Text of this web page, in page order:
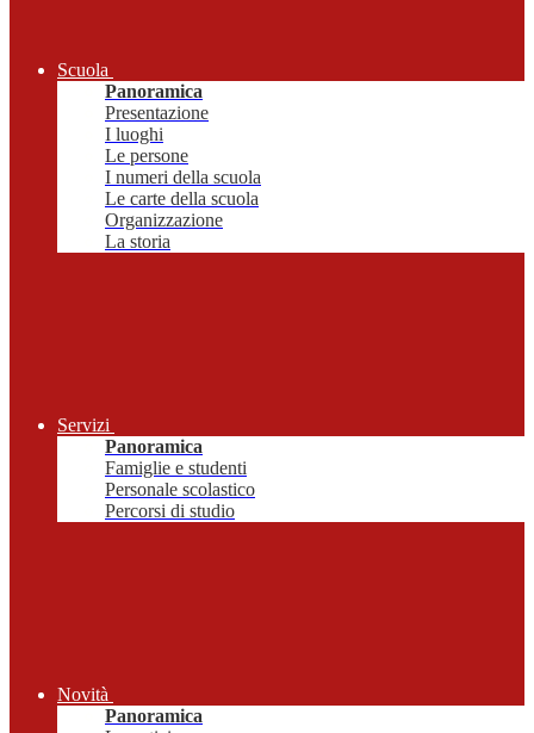
Scuola
Panoramica
Presentazione
I luoghi
Le persone
I numeri della scuola
Le carte della scuola
Organizzazione
La storia
Servizi
Panoramica
Famiglie e studenti
Personale scolastico
Percorsi di studio
Novità
Panoramica